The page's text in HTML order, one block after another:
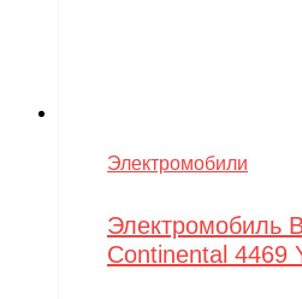
Электромобили
Электромобиль
Continental 4469